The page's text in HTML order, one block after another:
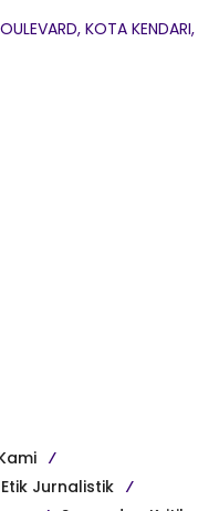
KOTA KENDARI,
Jurnalistik